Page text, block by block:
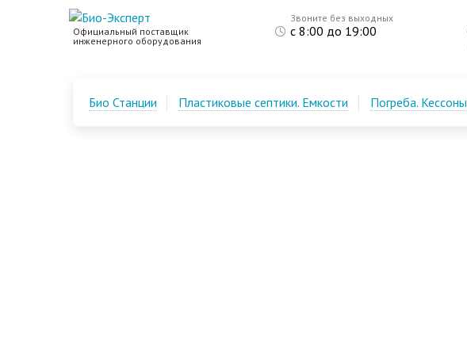
Официальный поставщик
инженерного оборудования
Звоните без выходных
с 8:00 до 19:00
Био Станции Пластиковые септики. Емкости Погреба. Кессоны